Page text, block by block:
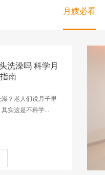
月嫂必看
洗澡吗 科学月
南
？老人们说月子里
实这是不科学...